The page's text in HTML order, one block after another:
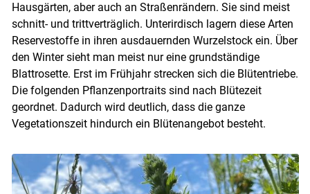
Hausgärten, aber auch an Straßenrändern. Sie sind meist
schnitt- und trittverträglich. Unterirdisch lagern diese Arten
Reservestoffe in ihren ausdauernden Wurzelstock ein. Über
den Winter sieht man meist nur eine grundständige
Blattrosette. Erst im Frühjahr strecken sich die Blütentriebe.
Die folgenden Pflanzenportraits sind nach Blütezeit
geordnet. Dadurch wird deutlich, dass die ganze
Vegetationszeit hindurch ein Blütenangebot besteht.